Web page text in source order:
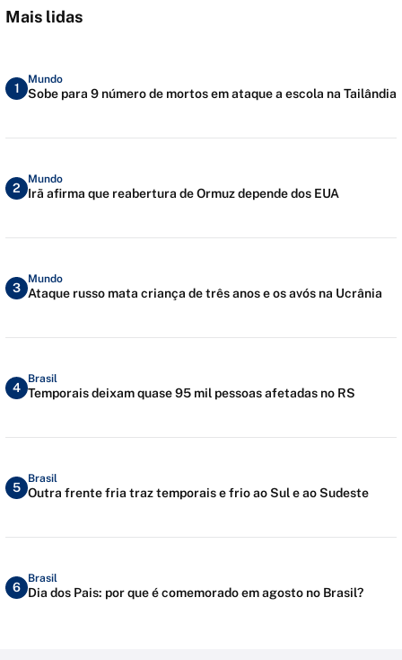
Mais lidas
1
Mundo
Sobe para 9 número de mortos em ataque a escola na Tailândia
2
Mundo
Irã afirma que reabertura de Ormuz depende dos EUA
3
Mundo
Ataque russo mata criança de três anos e os avós na Ucrânia
4
Brasil
Temporais deixam quase 95 mil pessoas afetadas no RS
5
Brasil
Outra frente fria traz temporais e frio ao Sul e ao Sudeste
6
Brasil
Dia dos Pais: por que é comemorado em agosto no Brasil?